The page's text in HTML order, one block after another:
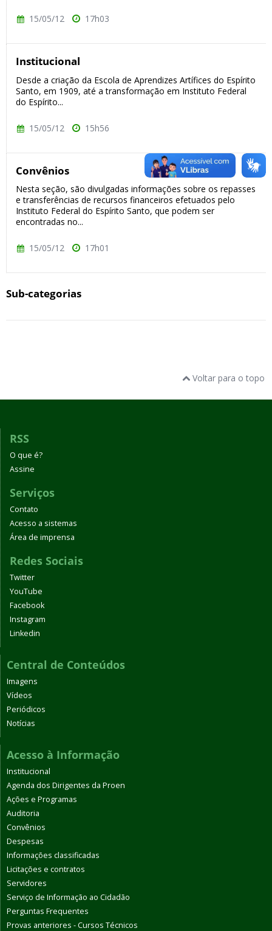
15/05/12 17h03
Institucional
Desde a criação da Escola de Aprendizes Artífices do Espírito
Santo, em 1909, até a transformação em Instituto Federal
do Espírito...
15/05/12 15h56
Convênios
Nesta seção, são divulgadas informações sobre os repasses
e transferências de recursos financeiros efetuados pelo
Instituto Federal do Espírito Santo, que podem ser
encontradas no...
15/05/12 17h01
Sub-categorias
Voltar para o topo
RSS
O que é?
Assine
Serviços
Contato
Acesso a sistemas
Área de imprensa
Redes Sociais
Twitter
YouTube
Facebook
Instagram
Linkedin
Central de Conteúdos
Imagens
Vídeos
Periódicos
Notícias
Acesso à Informação
Institucional
Agenda dos Dirigentes da Proen
Ações e Programas
Auditoria
Convênios
Despesas
Informações classificadas
Licitações e contratos
Servidores
Serviço de Informação ao Cidadão
Perguntas Frequentes
Provas anteriores - Cursos Técnicos